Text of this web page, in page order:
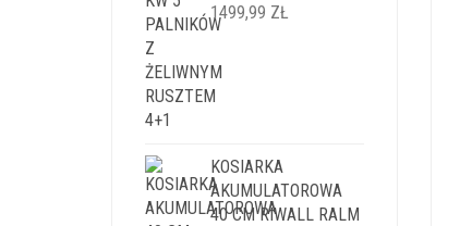
1499,99 ZŁ
KOSIARKA
AKUMULATOROWA
40 CM RIWALL RALM